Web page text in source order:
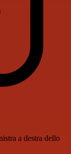
a destra dello